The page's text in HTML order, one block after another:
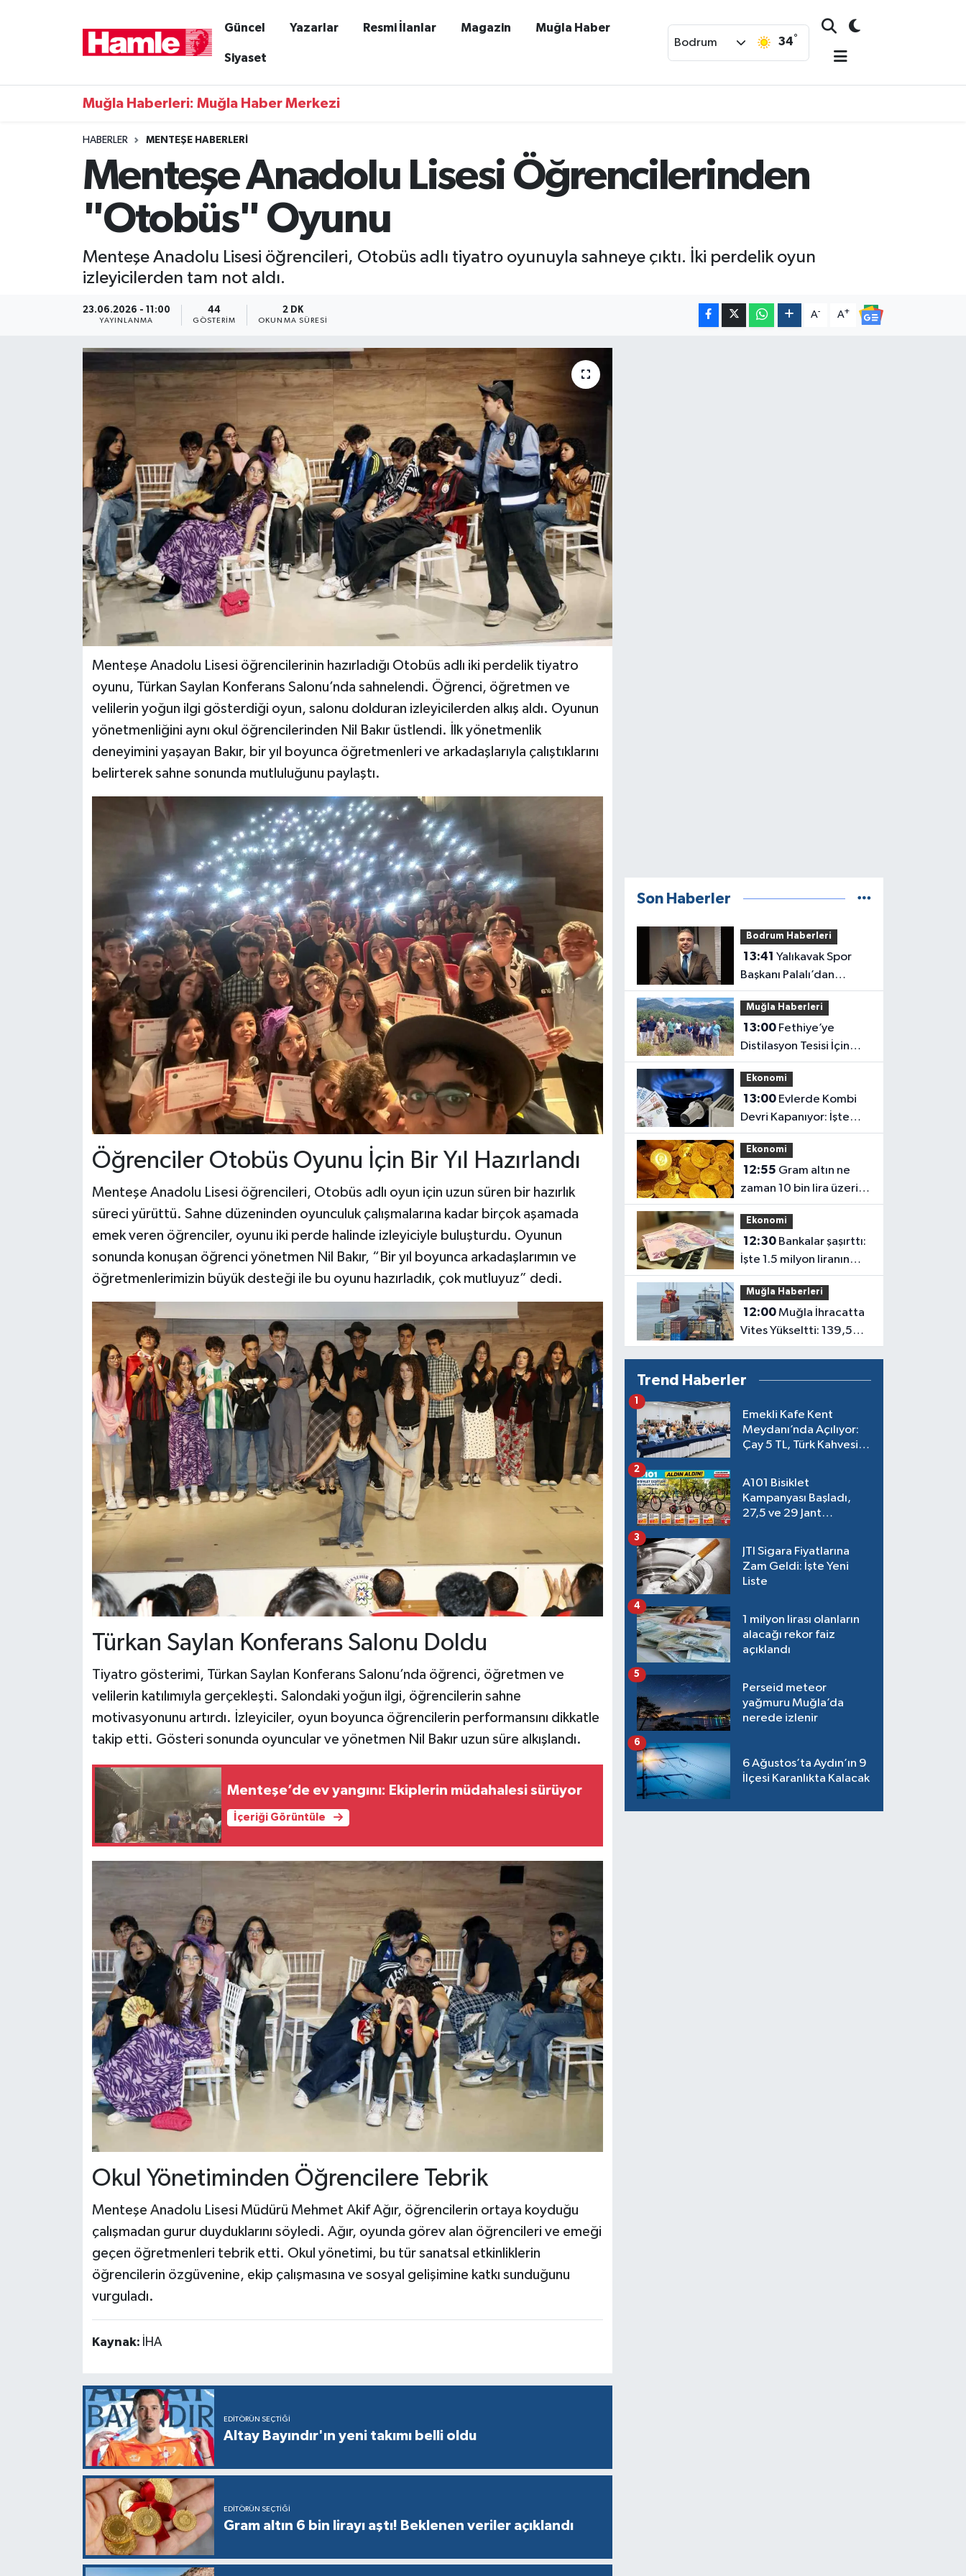
Güncel Yazarlar Resmi İlanlar Magazin Muğla Haber
Siyaset
Bodrum 34°
Muğla Haberleri: Muğla Haber Merkezi
HABERLER MENTEŞE HABERLERI
Menteşe Anadolu Lisesi Öğrencilerinden
"Otobüs" Oyunu
Menteşe Anadolu Lisesi öğrencileri, Otobüs adlı tiyatro oyunuyla sahneye çıktı. İki perdelik oyun
izleyicilerden tam not aldı.
23.06.2026 - 11:00
YAYINLANMA
44
GÖSTERIM
2 DK
OKUNMA SÜRESI
A- A+
Menteşe Anadolu Lisesi öğrencilerinin hazırladığı Otobüs adlı iki perdelik tiyatro
oyunu, Türkan Saylan Konferans Salonu’nda sahnelendi. Öğrenci, öğretmen ve
velilerin yoğun ilgi gösterdiği oyun, salonu dolduran izleyicilerden alkış aldı. Oyunun
yönetmenliğini aynı okul öğrencilerinden Nil Bakır üstlendi. İlk yönetmenlik
deneyimini yaşayan Bakır, bir yıl boyunca öğretmenleri ve arkadaşlarıyla çalıştıklarını
belirterek sahne sonunda mutluluğunu paylaştı.
Öğrenciler Otobüs Oyunu İçin Bir Yıl Hazırlandı
Menteşe Anadolu Lisesi öğrencileri, Otobüs adlı oyun için uzun süren bir hazırlık
süreci yürüttü. Sahne düzeninden oyunculuk çalışmalarına kadar birçok aşamada
emek veren öğrenciler, oyunu iki perde halinde izleyiciyle buluşturdu. Oyunun
sonunda konuşan öğrenci yönetmen Nil Bakır, “Bir yıl boyunca arkadaşlarımın ve
öğretmenlerimizin büyük desteği ile bu oyunu hazırladık, çok mutluyuz” dedi.
Türkan Saylan Konferans Salonu Doldu
Tiyatro gösterimi, Türkan Saylan Konferans Salonu’nda öğrenci, öğretmen ve
velilerin katılımıyla gerçekleşti. Salondaki yoğun ilgi, öğrencilerin sahne
motivasyonunu artırdı. İzleyiciler, oyun boyunca öğrencilerin performansını dikkatle
takip etti. Gösteri sonunda oyuncular ve yönetmen Nil Bakır uzun süre alkışlandı.
Menteşe’de ev yangını: Ekiplerin müdahalesi sürüyor
İçeriği Görüntüle
Okul Yönetiminden Öğrencilere Tebrik
Menteşe Anadolu Lisesi Müdürü Mehmet Akif Ağır, öğrencilerin ortaya koyduğu
çalışmadan gurur duyduklarını söyledi. Ağır, oyunda görev alan öğrencileri ve emeği
geçen öğretmenleri tebrik etti. Okul yönetimi, bu tür sanatsal etkinliklerin
öğrencilerin özgüvenine, ekip çalışmasına ve sosyal gelişimine katkı sunduğunu
vurguladı.
Kaynak: İHA
EDITÖRÜN SEÇTIĞI
Altay Bayındır'ın yeni takımı belli oldu
EDITÖRÜN SEÇTIĞI
Gram altın 6 bin lirayı aştı! Beklenen veriler açıklandı
Son Haberler
Bodrum Haberleri
13:41
Başkanı Palalı’dan
Belediyelere Çağrı:
“Hukuki Engel mi, Siyasi
Tercih mi?”
Muğla Haberleri
13:00Fethiye’ye
Distilasyon Tesisi İçin
Yerinde İnceleme
Ekonomi
13:00Evlerde Kombi
Devri Kapanıyor: İşte
Yeni Karar
Ekonomi
12:55
zaman 10 bin lira üzerini
görecek: Şaşırtan
açıklama geldi
Ekonomi
12:30Bankalar şaşırttı:
İşte 1.5 milyon liranın
rekor faizi
Muğla Haberleri
12:00Muğla İhracatta
Vites Yükseltti: 139,5
Milyon Dolar
Trend Haberler
Emekli Kafe Kent
Meydanı’nda Açılıyor:
Çay 5 TL, Türk Kahvesi
1
A101 Bisiklet
Kampanyası Başladı,
27,5 ve 29 Jant
2
JTI Sigara Fiyatlarına
Zam Geldi: İşte Yeni
Liste
3
1 milyon lirası olanların
alacağı rekor faiz
açıklandı
4
Perseid meteor
yağmuru Muğla’da
nerede izlenir
5
6 Ağustos’ta Aydın’ın 9
İlçesi Karanlıkta Kalacak
6
Magazin
Muğla Haber
Muğla Nöbetçi Eczaneler
Muğla Trafik Yoğunluk Haritası
Süper Lig Puan Durumu ve Fikstür
Son Dakika Haberleri
Haber Arşivi